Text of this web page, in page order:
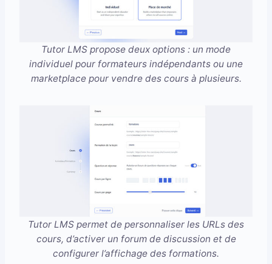
Tutor LMS propose deux options : un mode
individuel pour formateurs indépendants ou une
marketplace pour vendre des cours à plusieurs.
Tutor LMS permet de personnaliser les URLs des
cours, d’activer un forum de discussion et de
configurer l’affichage des formations.